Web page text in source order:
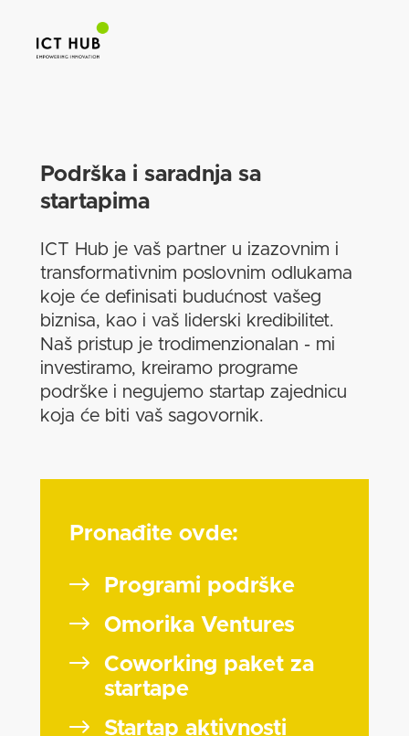
Podrška i saradnja sa
startapima
ICT Hub je vaš partner u izazovnim i
transformativnim poslovnim odlukama
koje će definisati budućnost vašeg
biznisa, kao i vaš liderski kredibilitet.
Naš pristup je trodimenzionalan - mi
investiramo, kreiramo programe
podrške i negujemo startap zajednicu
koja će biti vaš sagovornik.
Pronađite ovde:
Programi podrške
Omorika Ventures
Coworking paket za
startape
Startap aktivnosti